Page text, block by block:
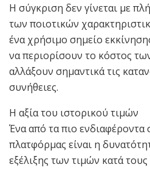
Η σύγκριση δεν γίνεται με
των ποιοτικών
ένα χρήσιμο σημείο
να περιορίσουν το κόστος
αλλάξουν σημαντικά τις
συνήθειες.
Η αξία του ιστορικού τιμών
Ένα από τα πιο ενδιαφέροντα
πλατφόρμας είναι η
εξέλιξης των τιμών κατά